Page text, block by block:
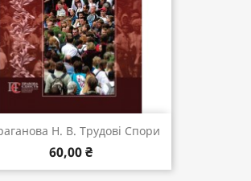
Н. В. Трудові Спори
60,00 ₴